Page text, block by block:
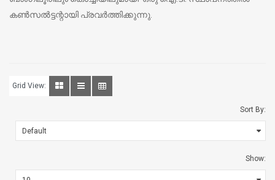
കണ്‍സല്‍ട്ടന്റായി പ്രവര്‍ത്തിക്കുന്നു.
Grid View:
Sort By:
Show: